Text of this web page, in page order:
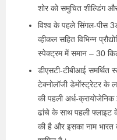
शोर को समुचित शील्डिंग और
विश्व के पहले सिंगल-पीस
व्हीकल सहित विभिन्न
स्पेक्ट्रम में समान – 30
डीएसटी-टीबीआई समर्थित
टेक्नोलॉजी डेमोंस्ट्रेटर के
की पहली अर्ध-
ढांचे के साथ पहली फ्लाइट
की है और इसका नाम